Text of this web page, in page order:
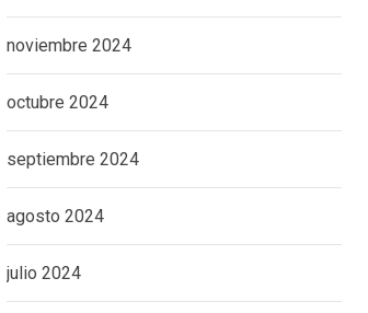
noviembre 2024
octubre 2024
septiembre 2024
agosto 2024
julio 2024